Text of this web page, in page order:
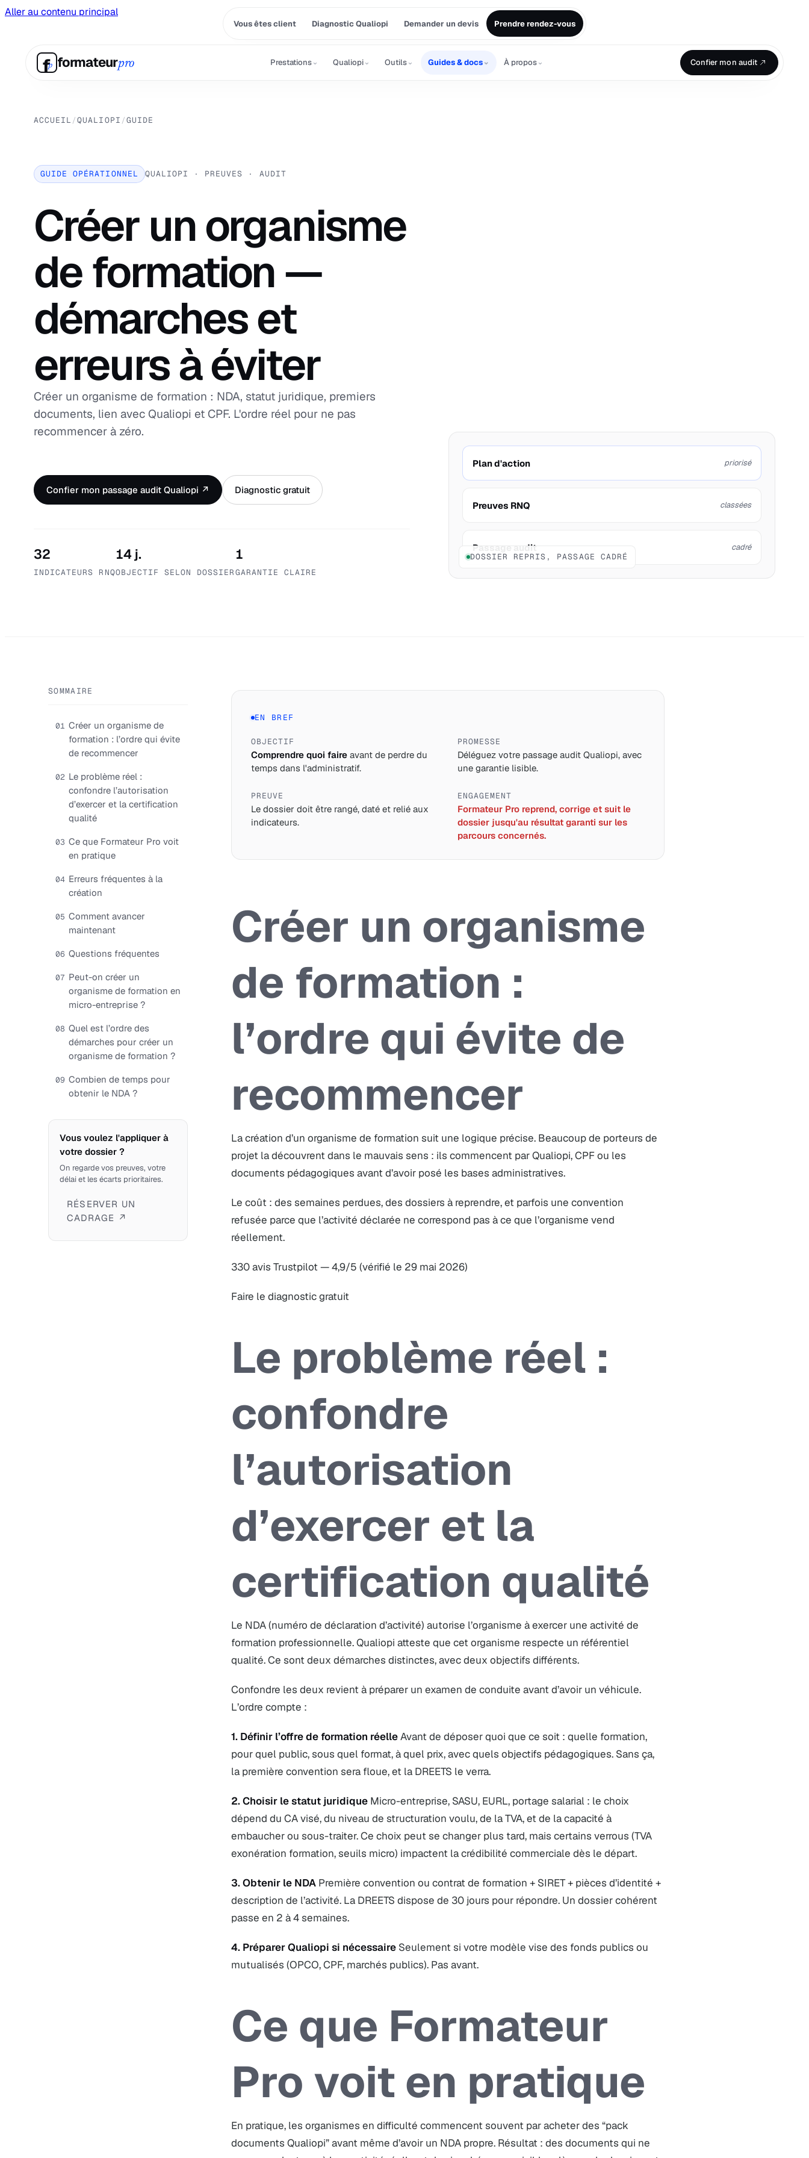
Aller au contenu principal
Vous êtes client Diagnostic Qualiopi Demander un devis Prendre rendez-vous
fp formateurpro Prestations⌄ Qualiopi⌄ Outils⌄ Guides & docs⌄ À propos⌄ Confier mon audit
ACCUEIL /QUALIOPI /GUIDE
GUIDE OPÉRATIONNEL QUALIOPI · PREUVES · AUDIT
Créer un organisme
de formation —
démarches et
erreurs à éviter
Créer un organisme de formation : NDA, statut juridique, premiers
documents, lien avec Qualiopi et CPF. L'ordre réel pour ne pas
recommencer à zéro.
Confier mon passage audit Qualiopi ↗ Diagnostic gratuit
32
INDICATEURS RNQ
14 j.
OBJECTIF SELON DOSSIER
1
GARANTIE CLAIRE
Plan d'action priorisé
Preuves RNQ classées
Passage audit
cadré
DOSSIER REPRIS, PASSAGE CADRÉ
SOMMAIRE
01 Créer un organisme de
formation : l’ordre qui évite
de recommencer
02 Le problème réel :
confondre l’autorisation
d’exercer et la certification
qualité
03 Ce que Formateur Pro voit
en pratique
04 Erreurs fréquentes à la
création
05 Comment avancer
maintenant
06 Questions fréquentes
07 Peut-on créer un
organisme de formation en
micro-entreprise ?
08 Quel est l’ordre des
démarches pour créer un
organisme de formation ?
09 Combien de temps pour
obtenir le NDA ?
Vous voulez l'appliquer à
votre dossier ?
On regarde vos preuves, votre
délai et les écarts prioritaires.
RÉSERVER UN
CADRAGE ↗
EN BREF
OBJECTIF
Comprendre quoi faire avant de perdre du
temps dans l'administratif.
PROMESSE
Déléguez votre passage audit Qualiopi, avec
une garantie lisible.
PREUVE
Le dossier doit être rangé, daté et relié aux
indicateurs.
ENGAGEMENT
Formateur Pro reprend, corrige et suit le
dossier jusqu'au résultat garanti sur les
parcours concernés.
Créer un organisme
de formation :
l’ordre qui évite de
recommencer
La création d’un organisme de formation suit une logique précise. Beaucoup de porteurs de
projet la découvrent dans le mauvais sens : ils commencent par Qualiopi, CPF ou les
documents pédagogiques avant d’avoir posé les bases administratives.
Le coût : des semaines perdues, des dossiers à reprendre, et parfois une convention
refusée parce que l’activité déclarée ne correspond pas à ce que l’organisme vend
réellement.
330 avis Trustpilot — 4,9/5 (vérifié le 29 mai 2026)
Faire le diagnostic gratuit
Le problème réel :
confondre
l’autorisation
d’exercer et la
certification qualité
Le NDA (numéro de déclaration d’activité) autorise l’organisme à exercer une activité de
formation professionnelle. Qualiopi atteste que cet organisme respecte un référentiel
qualité. Ce sont deux démarches distinctes, avec deux objectifs différents.
Confondre les deux revient à préparer un examen de conduite avant d’avoir un véhicule.
L’ordre compte :
1. Définir l’offre de formation réelleAvant de déposer quoi que ce soit : quelle formation,
pour quel public, sous quel format, à quel prix, avec quels objectifs pédagogiques. Sans ça,
la première convention sera floue, et la DREETS le verra.
2. Choisir le statut juridique Micro-entreprise, SASU, EURL, portage salarial : le choix
dépend du CA visé, du niveau de structuration voulu, de la TVA, et de la capacité à
embaucher ou sous-traiter. Ce choix peut se changer plus tard, mais certains verrous (TVA
exonération formation, seuils micro) impactent la crédibilité commerciale dès le départ.
3. Obtenir le NDA Première convention ou contrat de formation + SIRET + pièces d’identité +
description de l’activité. La DREETS dispose de 30 jours pour répondre. Un dossier cohérent
passe en 2 à 4 semaines.
4. Préparer Qualiopi si nécessaire Seulement si votre modèle vise des fonds publics ou
mutualisés (OPCO, CPF, marchés publics). Pas avant.
Ce que Formateur
Pro voit en pratique
En pratique, les organismes en difficulté commencent souvent par acheter des “pack
documents Qualiopi” avant même d’avoir un NDA propre. Résultat : des documents qui ne